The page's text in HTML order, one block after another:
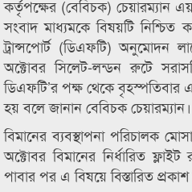
কর্তৃপক্ষের (বেবিচক) চেয়ারম্যান
সংবাদ মাধ্যমকে বিষয়টি নিশ্চিত
ট্রান্সপোর্ট (ডিএফটি) অনুমোদন
অক্টোবর সিলেট-লন্ডন রুটে
ডিএফটি’র পক্ষ থেকে
হয় বলে জানান বেবিচক চেয়ারম্যান।
বিমানের ব্যবস্থাপনা পরিচালক
অক্টোবর বিমানের নির্ধারিত
পাবার পর এ বিষয়ে বিস্তারিত